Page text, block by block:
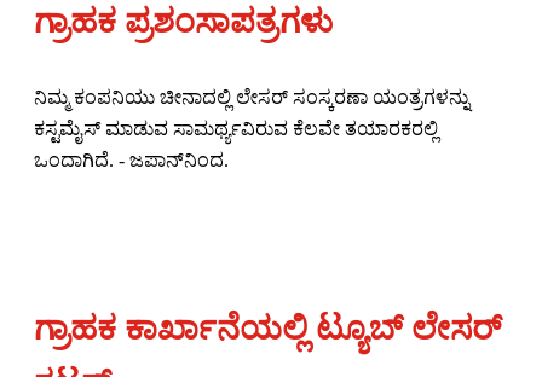
ಗ್ರಾಹಕ ಪ್ರಶಂಸಾಪತ್ರಗಳು
ನಿಮ್ಮ ಕಂಪನಿಯು ಚೀನಾದಲ್ಲಿ ಲೇಸರ್ ಸಂಸ್ಕರಣಾ ಯಂತ್ರಗಳನ್ನು
ಕಸ್ಟಮೈಸ್ ಮಾಡುವ ಸಾಮರ್ಥ್ಯವಿರುವ ಕೆಲವೇ ತಯಾರಕರಲ್ಲಿ
ಒಂದಾಗಿದೆ. - ಜಪಾನ್‌ನಿಂದ.
ಗ್ರಾಹಕ ಕಾರ್ಖಾನೆಯಲ್ಲಿ ಟ್ಯೂಬ್ ಲೇಸರ್